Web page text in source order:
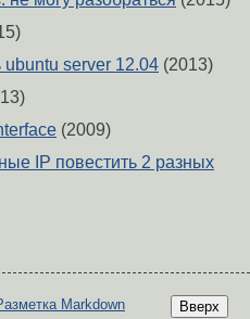
ubuntu server 12.04 (2013)
(2009)
IP повестить 2 разных
Вверх
Markdown